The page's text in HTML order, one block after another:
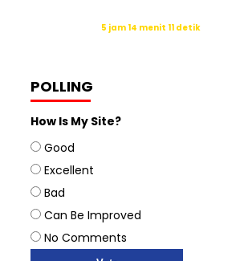
5 jam 14 menit 11 detik
POLLING
How Is My Site?
Good
Excellent
Bad
Can Be Improved
No Comments